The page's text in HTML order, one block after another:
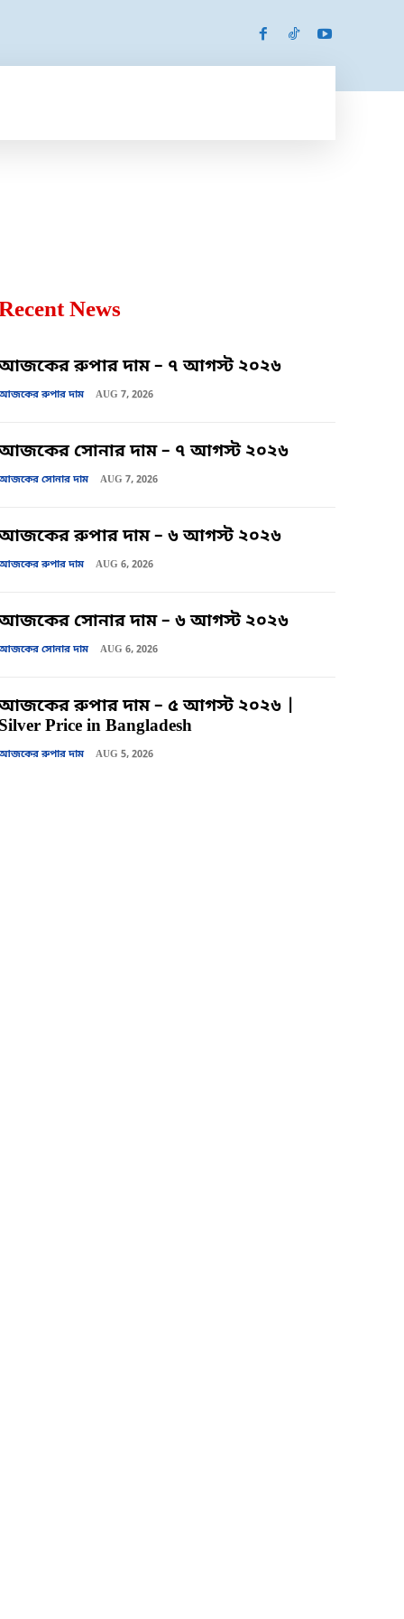
News
রুপার দাম – ৭ আগস্ট ২০২৬
রুপার দাম AUG 7, 2026
সোনার দাম – ৭ আগস্ট ২০২৬
সোনার দাম AUG 7, 2026
রুপার দাম – ৬ আগস্ট ২০২৬
রুপার দাম AUG 6, 2026
সোনার দাম – ৬ আগস্ট ২০২৬
সোনার দাম AUG 6, 2026
রুপার দাম – ৫ আগস্ট ২০২৬ |
Price in Bangladesh
রুপার দাম AUG 5, 2026